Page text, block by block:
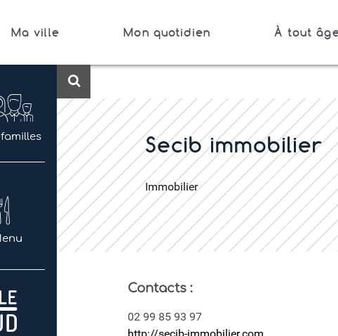
de Chartres de Bretagne
Ma ville Mon quotidien À tout
Rechercher
Secib immobilier
Immobilier
Contacts :
02 99 85 93 97